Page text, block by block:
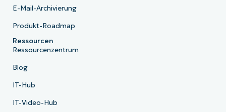
E-Mail-Archivierung
Produkt-Roadmap
Ressourcen
Ressourcenzentrum
Blog
IT-Hub
IT-Video-Hub